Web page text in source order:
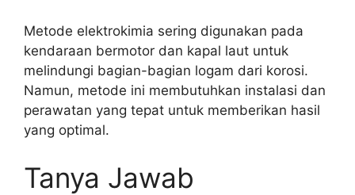
Metode elektrokimia sering digunakan pada
kendaraan bermotor dan kapal laut untuk
melindungi bagian-bagian logam dari korosi.
Namun, metode ini membutuhkan instalasi dan
perawatan yang tepat untuk memberikan hasil
yang optimal.
Tanya Jawab